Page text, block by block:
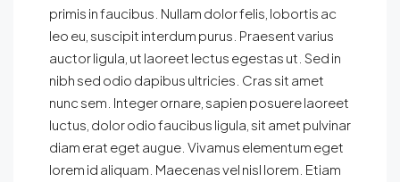
primis in faucibus. Nullam dolor felis, lobortis ac
leo eu, suscipit interdum purus. Praesent varius
auctor ligula, ut laoreet lectus egestas ut. Sed in
nibh sed odio dapibus ultricies. Cras sit amet
nunc sem. Integer ornare, sapien posuere laoreet
luctus, dolor odio faucibus ligula, sit amet pulvinar
diam erat eget augue. Vivamus elementum eget
lorem id aliquam. Maecenas vel nisl lorem. Etiam